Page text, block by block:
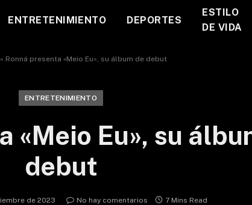
ENTRETENIMIENTO DEPORTES
ESTILO
DE VIDA
Ronná presenta «Meio Eu», su álbum de debut
ENTRETENIMIENTO
«Meio Eu», su
debut
de 2023 No hay comentarios 7 Mins Read